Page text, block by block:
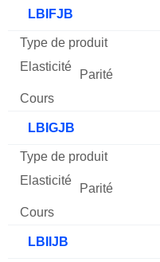
LBIFJB
LBIGJB
LBIIJB